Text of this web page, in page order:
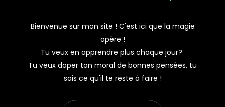
Bienvenue sur mon site ! C'est ici que la magie
opère !
Tu veux en apprendre plus chaque jour?
Tu veux doper ton moral de bonnes pensées, tu
sais ce qu'il te reste à faire !